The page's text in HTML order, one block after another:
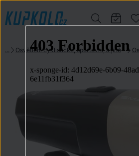
Osvětlení cyklistické, sportovní, a jiné